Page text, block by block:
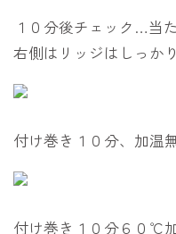
１０分後チェック…当
右側はリッジはしっか
付け巻き１０分、加温
付け巻き１０分６０℃